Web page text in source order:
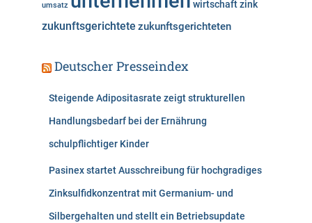
umsatz wirtschaftzink
zukunftsgerichtete zukunftsgerichteten
Deutscher Presseindex
Steigende Adipositasrate zeigt strukturellen
Handlungsbedarf bei der Ernährung
schulpflichtiger Kinder
Pasinex startet Ausschreibung für hochgradiges
Zinksulfidkonzentrat mit Germanium- und
Silbergehalten und stellt ein Betriebsupdate